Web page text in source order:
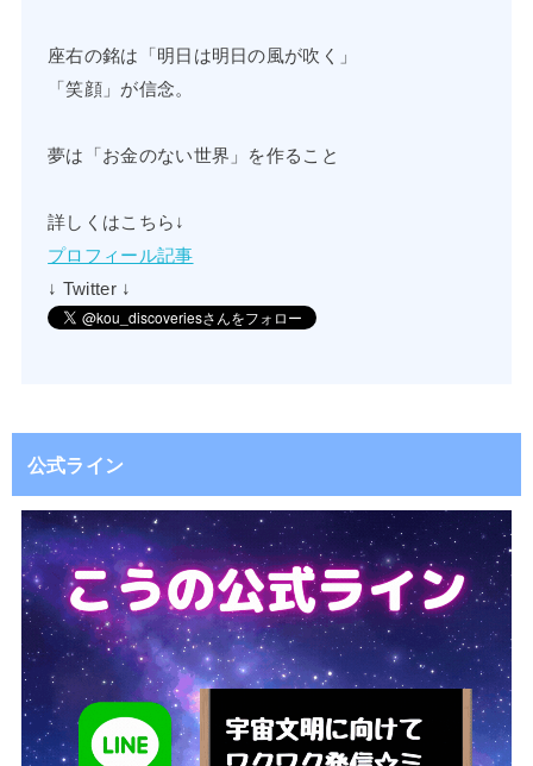
座右の銘は「明日は明日の風が吹く」
「笑顔」が信念。
夢は「お金のない世界」を作ること
詳しくはこちら↓
プロフィール記事
↓ Twitter ↓
公式ライン